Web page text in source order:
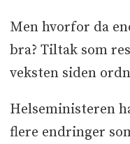
Men hvorfor da
bra? Tiltak som
veksten siden
Helseministeren
flere endringer